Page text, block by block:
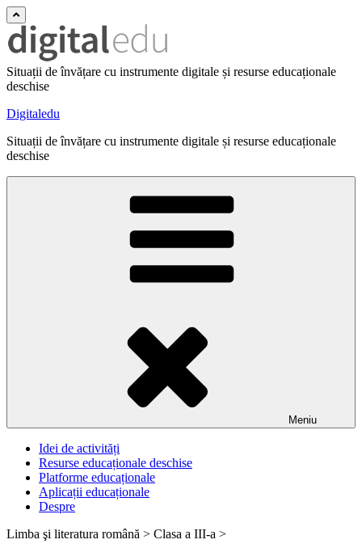
Situații de învățare cu instrumente digitale și resurse educaționale
deschise
Digitaledu
Situații de învățare cu instrumente digitale și resurse educaționale
deschise
Meniu
Idei de activități
Resurse educaționale deschise
Platforme educaționale
Aplicații educaționale
Despre
Limba şi literatura română > Clasa a III-a >